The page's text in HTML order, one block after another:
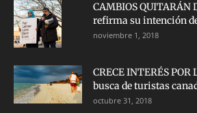
CAMBIOS QUITARÁN
refirma su intención
noviembre 1, 2018
CRECE INTERÉS
busca de turistas
octubre 31, 2018